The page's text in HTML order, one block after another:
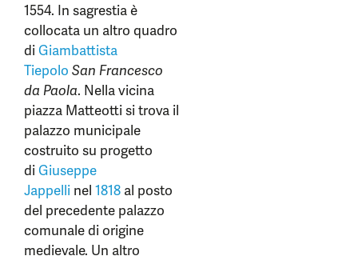
1554. In sagrestia è
collocata un altro quadro
diGiambattista
Tiepolo San Francesco
da Paola. Nella vicina
piazza Matteotti si trova il
palazzo municipale
costruito su progetto
diGiuseppe
Jappelli nel 1818 al posto
del precedente palazzo
comunale di origine
medievale. Un altro